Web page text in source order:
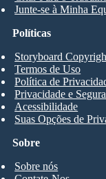
Junte-se à Minha
Sobre
Sobre nós
Políticas
Storyboard
Termos de Uso
Política de
Privacidade e
Acessibilidade
Suas Opções de